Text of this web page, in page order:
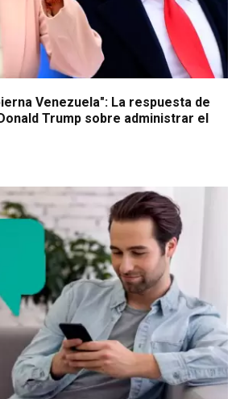
Venezuela": La respuesta de
Trump sobre administrar el